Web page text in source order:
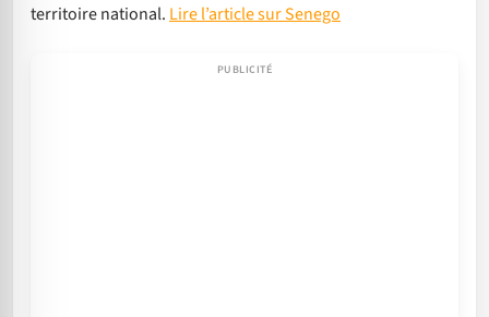
territoire national. Lire l’article sur Senego